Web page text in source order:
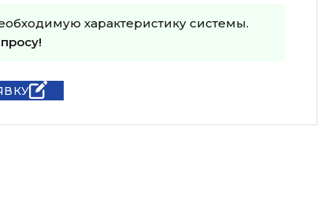
характеристику системы.